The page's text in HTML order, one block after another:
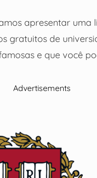
apresentar uma
gratuitos de
e que você
Advertisements